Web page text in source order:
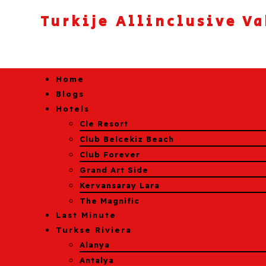
Turkije Allinclusive
Home
Blogs
Hotels
Cle Resort
Club Belcekiz Beach
Club Forever
Grand Art Side
Kervansaray Lara
The Magnific
Last Minute
Turkse Riviera
Alanya
Antalya